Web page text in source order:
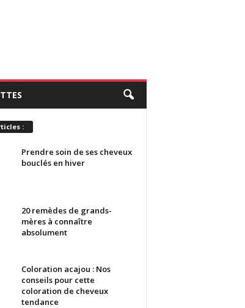
:
Prendre soin de ses cheveux
bouclés en hiver
20 remèdes de grands-
mères à connaître
absolument
Coloration acajou : Nos
conseils pour cette
coloration de cheveux
tendance